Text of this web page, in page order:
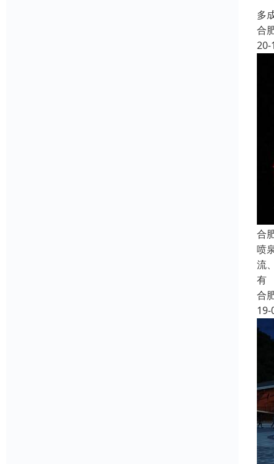
多
合
20-
合
喷
流
有
合
19-